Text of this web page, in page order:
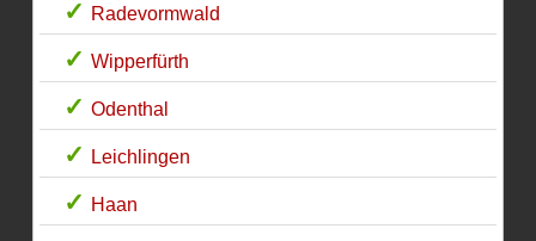
Radevormwald
Wipperfürth
Odenthal
Leichlingen
Haan